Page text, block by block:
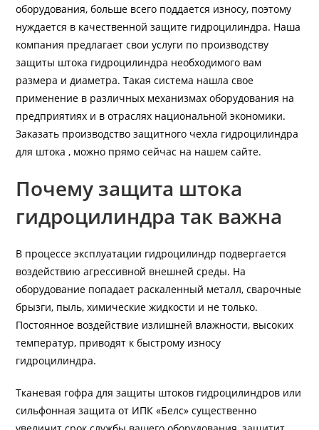
оборудования, больше всего поддается износу, поэтому
нуждается в качественной защите гидроцилиндра. Наша
компания предлагает свои услуги по производству
защиты штока гидроцилиндра необходимого вам
размера и диаметра. Такая система нашла свое
применение в различных механизмах оборудования на
предприятиях и в отраслях национальной экономики.
Заказать производство защитного чехла гидроцилиндра
для штока , можно прямо сейчас на нашем сайте.
Почему защита штока
гидроцилиндра так важна
В процессе эксплуатации гидроцилиндр подвергается
воздействию агрессивной внешней среды. На
оборудование попадает раскаленный металл, сварочные
брызги, пыль, химические жидкости и не только.
Постоянное воздействие излишней влажности, высоких
температур, приводят к быстрому износу
гидроцилиндра.
Тканевая гофра для защиты штоков гидроцилиндров или
сильфонная защита от ИПК «Белс» существенно